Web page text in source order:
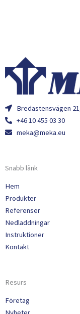
Bredastensvägen
+46 10 455 03 30
meka@meka.eu
Snabb länk
Hem
Produkter
Referenser
Nedladdningar
Instruktioner
Kontakt
Resurs
Företag